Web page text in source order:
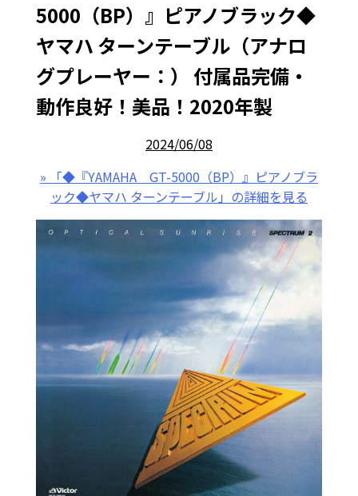
5000（BP）』ピアノブラック◆
ヤマハ ターンテーブル（アナロ
グプレーヤー：） 付属品完備・
動作良好！美品！2020年製
2024/06/08
» 「◆『YAMAHA GT-5000（BP）』ピアノブラ
ック◆ヤマハ ターンテーブル」の詳細を見る